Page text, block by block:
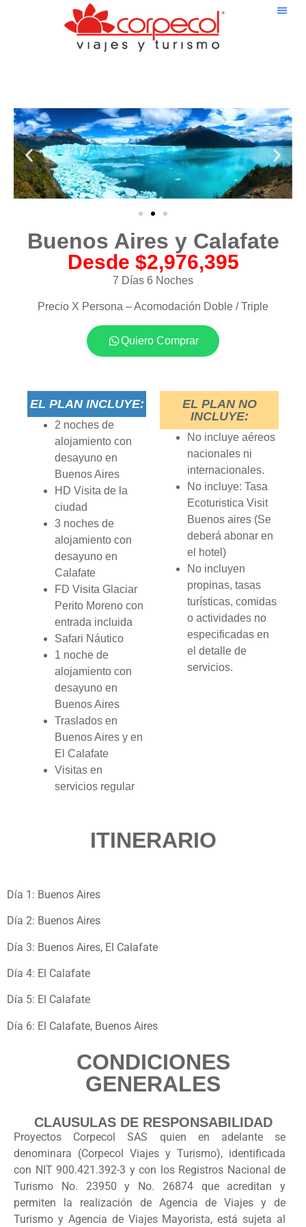
Buenos Aires y Calafate
Desde $2,976,395
7 Días 6 Noches
Precio X Persona – Acomodación Doble / Triple
Quiero Comprar
EL PLAN INCLUYE:
2 noches de
alojamiento con
desayuno en
Buenos Aires
HD Visita de la
ciudad
3 noches de
alojamiento con
desayuno en
Calafate
FD Visita Glaciar
Perito Moreno con
entrada incluida
Safari Náutico
1 noche de
alojamiento con
desayuno en
Buenos Aires
Traslados en
Buenos Aires y en
El Calafate
Visitas en
servicios regular
EL PLAN NO
INCLUYE:
No incluye aéreos
nacionales ni
internacionales.
No incluye: Tasa
Ecoturistica Visit
Buenos aires (Se
deberá abonar en
el hotel)
No incluyen
propinas, tasas
turísticas, comidas
o actividades no
especificadas en
el detalle de
servicios.
ITINERARIO
Día 1: Buenos Aires
Día 2: Buenos Aires
Día 3: Buenos Aires, El Calafate
Día 4: El Calafate
Día 5: El Calafate
Día 6: El Calafate, Buenos Aires
Día 7: Buenos AiresCONDICIONES
GENERALES
CLAUSULAS DE RESPONSABILIDAD
Proyectos Corpecol SAS quien en adelante se
denominara (Corpecol Viajes y Turismo), identificada
con NIT 900.421.392-3 y con los Registros Nacional de
Turismo No. 23950 y No. 26874 que acreditan y
permiten la realización de Agencia de Viajes y de
Turismo y Agencia de Viajes Mayorista, está sujeta al